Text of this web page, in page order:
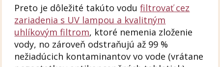
Preto je dôležité takúto vodufiltrovať cez
zariadenia s UV lampou a kvalitným
uhlíkovým filtrom, ktoré nemenia zloženie
vody, no zároveň odstraňujú až 99 %
nežiadúcich kontaminantov vo vode (vrátane